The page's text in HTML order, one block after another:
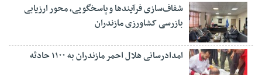
شفاف‌سازی فرآیند‌ها و پاسخگویی، محور ارزیابی
بازرسی کشاورزی مازندران
امدادرسانی هلال احمر مازندران به ۱۱۰۰ حادثه